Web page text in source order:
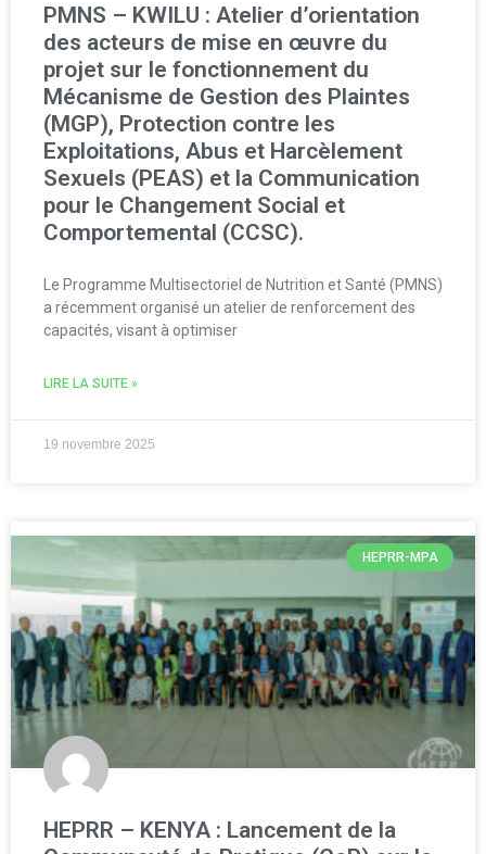
PMNS – KWILU : Atelier d’orientation
des acteurs de mise en œuvre du
projet sur le fonctionnement du
Mécanisme de Gestion des Plaintes
(MGP), Protection contre les
Exploitations, Abus et Harcèlement
Sexuels (PEAS) et la Communication
pour le Changement Social et
Comportemental (CCSC).
Le Programme Multisectoriel de Nutrition et Santé (PMNS)
a récemment organisé un atelier de renforcement des
capacités, visant à optimiser
LIRE LA SUITE »
19 novembre 2025
HEPRR-MPA
HEPRR – KENYA : Lancement de la